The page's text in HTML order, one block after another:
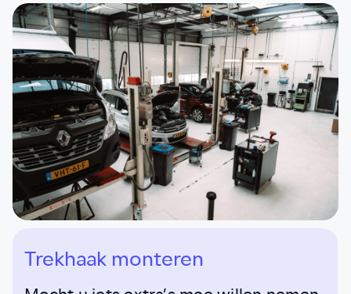
Trekhaak monteren